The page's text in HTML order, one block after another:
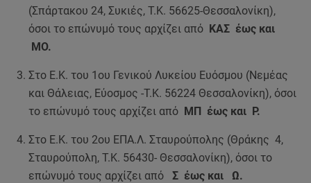
(Σπάρτακου 24, Συκιές, Τ.Κ. 56625-Θεσσαλονίκη),
όσοι το επώνυμό τους αρχίζει από ΚΑΣ έως και
ΜΟ.
Στο Ε.Κ. του 1ου Γενικού Λυκείου Ευόσμου (Νεμέας
και Θάλειας, Εύοσμος -Τ.Κ. 56224 Θεσσαλονίκη), όσοι
το επώνυμό τους αρχίζει από ΜΠ έως και Ρ.
Στο Ε.Κ. του 2ου ΕΠΑ.Λ. Σταυρούπολης (Θράκης 4,
Σταυρούπολη, Τ.Κ. 56430- Θεσσαλονίκη), όσοι το
επώνυμό τους αρχίζει από Σ έως και Ω.